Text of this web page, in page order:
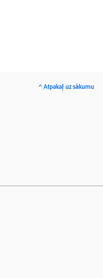
^ Atpakaļ uz sākumu